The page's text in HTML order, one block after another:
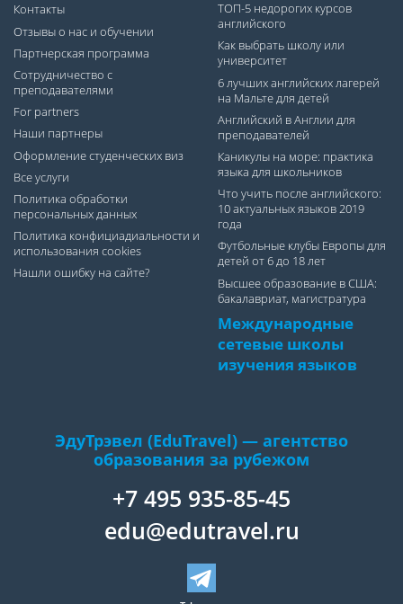
Контакты
Отзывы о нас и обучении
Партнерская программа
Сотрудничество с
преподавателями
For partners
Наши партнеры
Оформление студенческих виз
Все услуги
Политика обработки
персональных данных
Политика конфициадиальности и
использования cookies
Нашли ошибку на сайте?
ТОП-5 недорогих курсов
английского
Как выбрать школу или
университет
6 лучших английских лагерей
на Мальте для детей
Английский в Англии для
преподавателей
Каникулы на море: практика
языка для школьников
Что учить после английского:
10 актуальных языков 2019
года
Футбольные клубы Европы для
детей от 6 до 18 лет
Высшее образование в США:
бакалавриат, магистратура
Международные
сетевые школы
изучения языков
ЭдуТрэвел (EduTravel) — агентство
образования за рубежом
+7 495 935-85-45
edu@edutravel.ru